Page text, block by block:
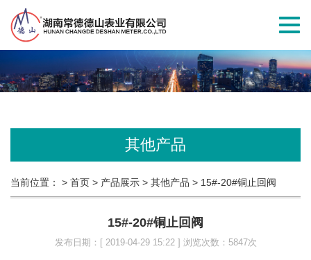
切
航
其他产品
当前位置： > 首页 > 产品展示 > 其他产品 > 15#-20#铜止回阀
15#-20#铜止回阀
发布日期：[ 2019-04-29 15:22 ] 浏览次数：5847次